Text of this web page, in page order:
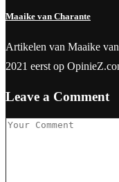
Maaike van Charante
Artikelen van Maaike
2021 eerst op
Leave a Comment